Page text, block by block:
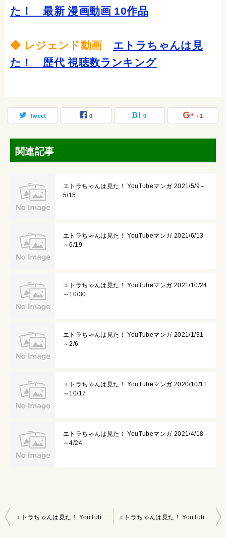
た！ 最新 漫画動画 10作品
◆ レジェンド動画 エトラちゃんは見
た！ 歴代 視聴数ランキング
Tweet 0 0 +1
関連記事
エトラちゃんは見た！ YouTubeマンガ 2021/5/9～
5/15
エトラちゃんは見た！ YouTubeマンガ 2021/6/13
～6/19
エトラちゃんは見た！ YouTubeマンガ 2021/10/24
～10/30
エトラちゃんは見た！ YouTubeマンガ 2021/1/31
～2/6
エトラちゃんは見た！ YouTubeマンガ 2020/10/11
～10/17
エトラちゃんは見た！ YouTubeマンガ 2021/4/18
～4/24
投
エトラちゃんは見た！ YouTubeマンガ 2023/2/12～2/18 エトラちゃんは見た！ YouTubeマンガ 2023/2/26～3/4